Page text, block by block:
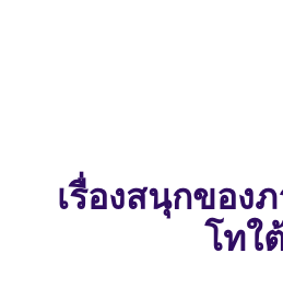
เรื่องสนุกของ
โทใ